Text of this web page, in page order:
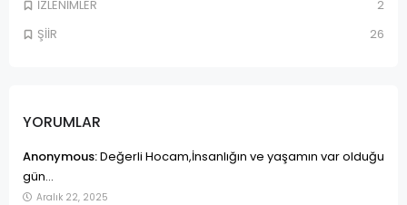
İZLENİMLER
2
ŞİİR
26
YORUMLAR
Anonymous:Değerli Hocam,İnsanlığın ve yaşamın var olduğu
gün...
Aralık 22, 2025